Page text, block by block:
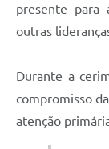
presente para
outras
Durante a
compromisso
atenção